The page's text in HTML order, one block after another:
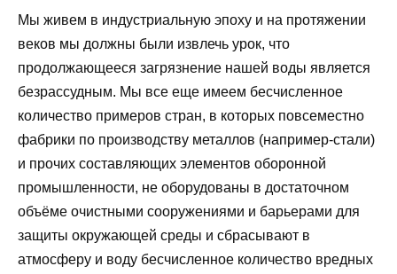
Мы живем в индустриальную эпоху и на протяжении
веков мы должны были извлечь урок, что
продолжающееся загрязнение нашей воды является
безрассудным. Мы все еще имеем бесчисленное
количество примеров стран, в которых повсеместно
фабрики по производству металлов (например-стали)
и прочих составляющих элементов оборонной
промышленности, не оборудованы в достаточном
объёме очистными сооружениями и барьерами для
защиты окружающей среды и сбрасывают в
атмосферу и воду бесчисленное количество вредных